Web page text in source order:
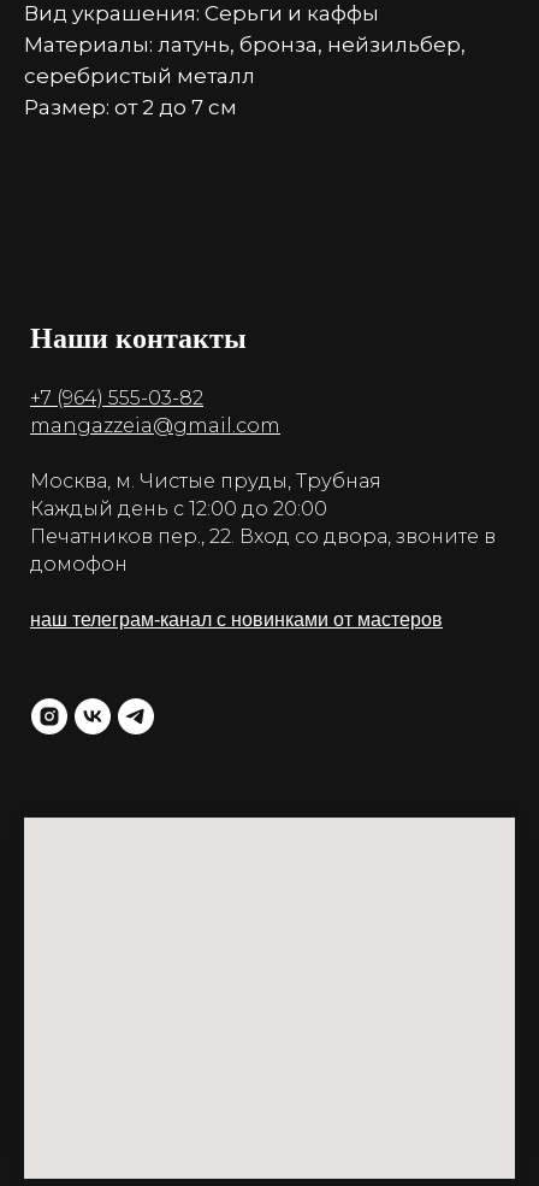
Вид украшения: Серьги и каффы
Материалы: латунь, бронза, нейзильбер,
серебристый металл
Размер: от 2 до 7 см
Наши контакты
+7 (964) 555-03-82
mangazzeia@gmail.com
Москва, м. Чистые пруды, Трубная
Каждый день с 12:00 до 20:00
Печатников пер., 22. Вход со двора, звоните в
домофон
наш телеграм-канал с новинками от мастеров